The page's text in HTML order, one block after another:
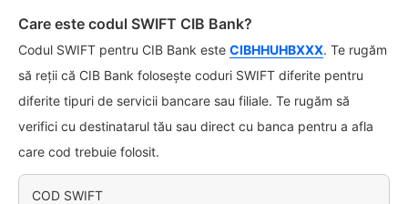
Care este codul SWIFT CIB Bank?
Codul SWIFT pentru CIB Bank este CIBHHUHBXXX. Te rugăm
să reții că CIB Bank folosește coduri SWIFT diferite pentru
diferite tipuri de servicii bancare sau filiale. Te rugăm să
verifici cu destinatarul tău sau direct cu banca pentru a afla
care cod trebuie folosit.
COD SWIFT